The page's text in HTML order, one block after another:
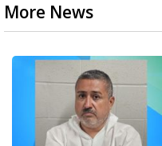
More News